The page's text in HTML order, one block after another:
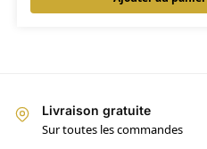
Livraison gratuite
Sur toutes les commandes